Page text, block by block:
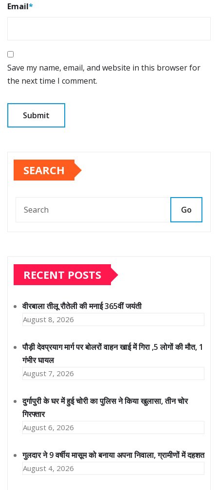
Email*
Save my name, email, and website in this browser for
the next time I comment.
SEARCH
Go
RECENT POSTS
वीरबाला तीलू रौतेली की मनाई 365वीं जयंती
August 8, 2026
पौड़ी देवप्रयाग मार्ग पर बोलरों वाहन खाई में गिरा ,5 लोगों की मौत, 1
गंभीर घायल
August 7, 2026
दुर्गापुरी के घर में हुई चोरी का पुलिस ने किया खुलासा, तीन चोर
गिरफ्तार
August 6, 2026
गुलदार ने 9 वर्षीय मासूम को बनाया अपना निवाला, ग्रामीणों में दहशत
August 4, 2026